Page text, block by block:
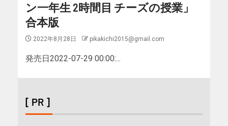
ン一年生 2時間目 チーズの授業」
合本版
2022年8月28日 pikakichi2015@gmail.com
発売日2022-07-29 00:00:...
[ PR ]